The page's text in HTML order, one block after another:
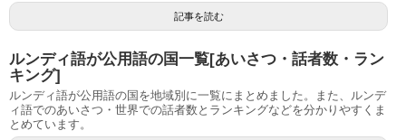
記事を読む
ルンディ語が公用語の国一覧[あいさつ・話者数・ラン
キング]
ルンディ語が公用語の国を地域別に一覧にまとめました。また、ルンデ
ィ語でのあいさつ・世界での話者数とランキングなどを分かりやすくま
とめています。